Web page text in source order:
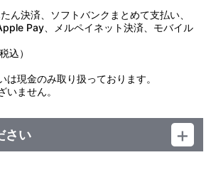
ＩＳＴＥＲ （ＴＶ Ｓｉｚｅ）
吹き
ト
ん決済、ソフトバンクまとめて支払い、
Pay、メルペイネット決済、モバイル
込）
現金のみ取り扱っております。
ません。
さい